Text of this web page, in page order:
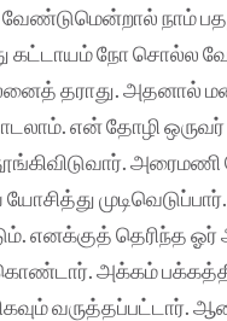
நாம்
கட்டாயம் நோ சொல்ல
தராது. அதனால்
என் தோழி
அரைமணி
எனக்குத் தெரிந்த ஓர்
கொண்டார். அக்கம்
வருத்தப்பட்டார்.